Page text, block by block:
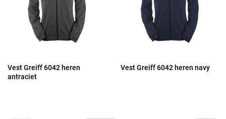
Vest Greiff 6042 heren
antraciet
Vest Greiff 6042 heren navy